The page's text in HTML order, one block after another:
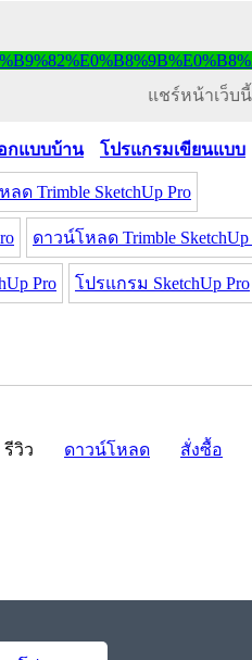
แชร์หน้าเว็บ
กแบบบ้าน โปรแกรมเขียนแบบ
ลด Trimble SketchUp Pro
ดาวน์โหลด Trimble SketchUp
Pro โปรแกรม SketchUp Pro
รีวิว ดาวน์โหลด สั่งซื้อ